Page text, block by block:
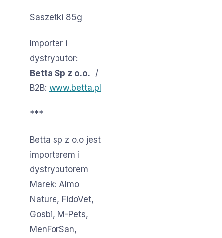
Saszetki 85g
Importer i
dystrybutor:
Betta Sp z o.o. /
B2B: www.betta.pl
***
Betta sp z o.o jest
importerem i
dystrybutorem
Marek: Almo
Nature, FidoVet,
Gosbi, M-Pets,
MenForSan,